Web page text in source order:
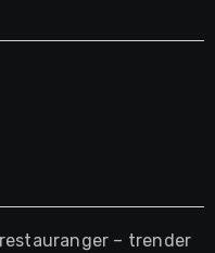
– trender